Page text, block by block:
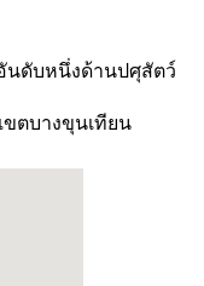
อันดับหนึ่งด้านปศุสัตว์
ขตบางขุนเทียน